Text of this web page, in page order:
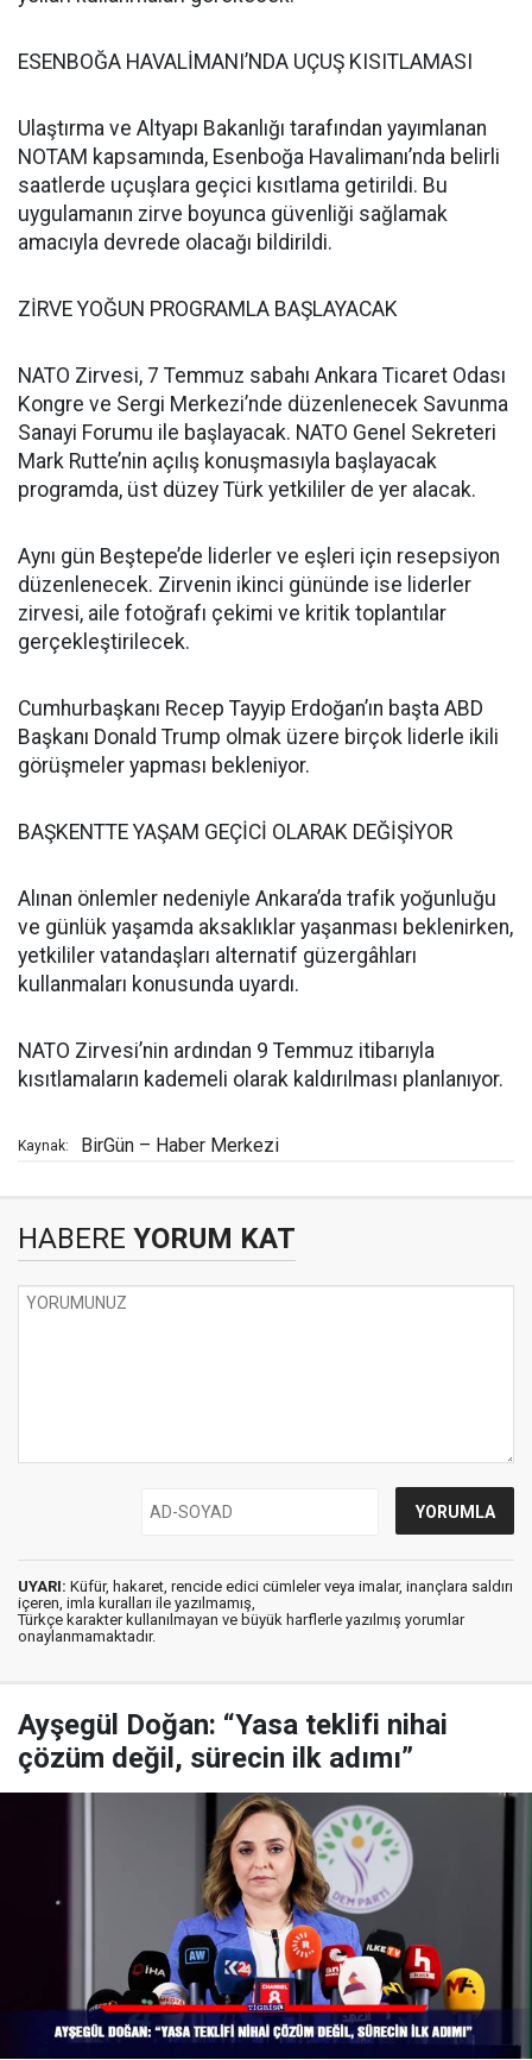
ESENBOĞA HAVALİMANI’NDA UÇUŞ KISITLAMASI
Ulaştırma ve Altyapı Bakanlığı tarafından yayımlanan
NOTAM kapsamında, Esenboğa Havalimanı’nda belirli
saatlerde uçuşlara geçici kısıtlama getirildi. Bu
uygulamanın zirve boyunca güvenliği sağlamak
amacıyla devrede olacağı bildirildi.
ZİRVE YOĞUN PROGRAMLA BAŞLAYACAK
NATO Zirvesi, 7 Temmuz sabahı Ankara Ticaret Odası
Kongre ve Sergi Merkezi’nde düzenlenecek Savunma
Sanayi Forumu ile başlayacak. NATO Genel Sekreteri
Mark Rutte’nin açılış konuşmasıyla başlayacak
programda, üst düzey Türk yetkililer de yer alacak.
Aynı gün Beştepe’de liderler ve eşleri için resepsiyon
düzenlenecek. Zirvenin ikinci gününde ise liderler
zirvesi, aile fotoğrafı çekimi ve kritik toplantılar
gerçekleştirilecek.
Cumhurbaşkanı Recep Tayyip Erdoğan’ın başta ABD
Başkanı Donald Trump olmak üzere birçok liderle ikili
görüşmeler yapması bekleniyor.
BAŞKENTTE YAŞAM GEÇİCİ OLARAK DEĞİŞİYOR
Alınan önlemler nedeniyle Ankara’da trafik yoğunluğu
ve günlük yaşamda aksaklıklar yaşanması beklenirken,
yetkililer vatandaşları alternatif güzergâhları
kullanmaları konusunda uyardı.
NATO Zirvesi’nin ardından 9 Temmuz itibarıyla
kısıtlamaların kademeli olarak kaldırılması planlanıyor.
Kaynak: BirGün – Haber Merkezi
HABERE YORUM KAT
UYARI: Küfür, hakaret, rencide edici cümleler veya imalar, inançlara saldırı
içeren, imla kuralları ile yazılmamış,
Türkçe karakter kullanılmayan ve büyük harflerle yazılmış yorumlar
onaylanmamaktadır.
Ayşegül Doğan: “Yasa teklifi nihai
çözüm değil, sürecin ilk adımı”